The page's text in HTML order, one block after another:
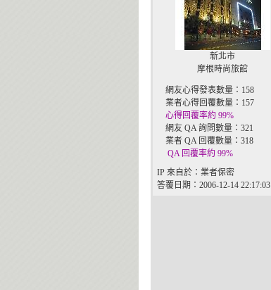
新北市
摩根時尚旅館
網友心得發表數量：158
業者心得回覆數量：157
心得回覆率約 99%
網友 QA 詢問數量：321
業者 QA 回覆數量：318
QA 回覆率約 99%
IP 來自於：業者保密
答覆日期：2006-12-14 22:17:03